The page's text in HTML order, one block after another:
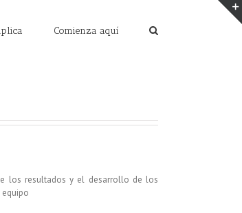
Comienza aquí
los resultados y el desarrollo de los
equipo